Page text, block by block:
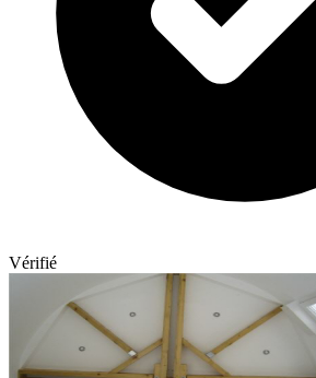
Vérifié